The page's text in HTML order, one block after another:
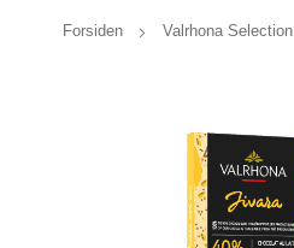
Forsiden Valrhona Selection